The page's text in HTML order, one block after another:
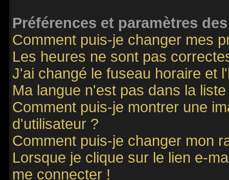
Préférences et paramètres
Comment puis-je changer mes
Les heures ne sont pas
J'ai changé le fuseau horaire et
Ma langue n'est pas dans la liste
Comment puis-je montrer une
d'utilisateur ?
Comment puis-je changer mon
Lorsque je clique sur le lien e-
me connecter !